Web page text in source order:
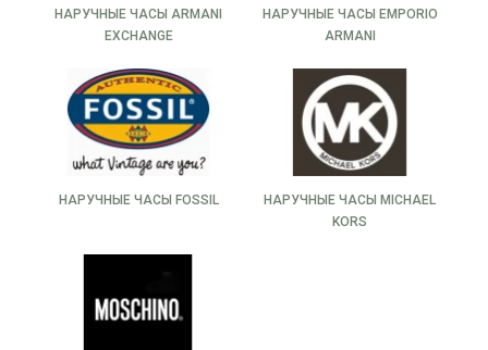
НАРУЧНЫЕ ЧАСЫ ARMANI
EXCHANGE
НАРУЧНЫЕ ЧАСЫ EMPORIO
ARMANI
НАРУЧНЫЕ ЧАСЫ FOSSIL
НАРУЧНЫЕ ЧАСЫ MICHAEL
KORS